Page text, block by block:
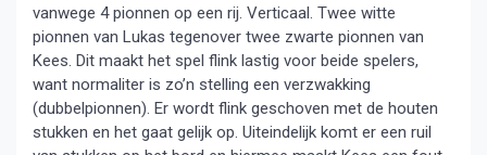
vanwege 4 pionnen op een rij. Verticaal. Twee witte
pionnen van Lukas tegenover twee zwarte pionnen van
Kees. Dit maakt het spel flink lastig voor beide spelers,
want normaliter is zo’n stelling een verzwakking
(dubbelpionnen). Er wordt flink geschoven met de houten
stukken en het gaat gelijk op. Uiteindelijk komt er een ruil